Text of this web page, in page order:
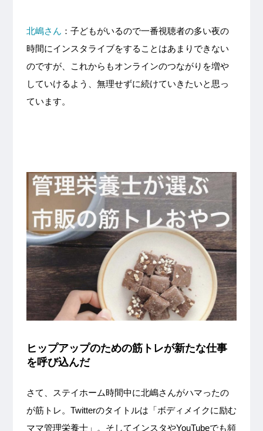
北嶋さん ：子どもがいるので一番視聴者の多い夜の
時間にインスタライブをすることはあまりできない
のですが、これからもオンラインのつながりを増や
していけるよう、無理せずに続けていきたいと思っ
ています。
ヒップアップのための筋トレが新たな仕事
を呼び込んだ
さて、ステイホーム時間中に北嶋さんがハマったの
が筋トレ。Twitterのタイトルは「ボディメイクに励む
ママ管理栄養士」。そしてインスタやYouTubeでも頻